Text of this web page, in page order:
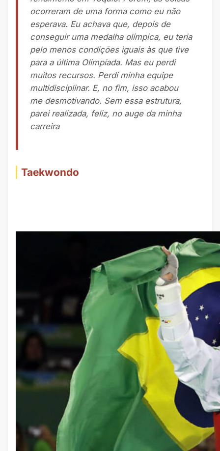
ocorreram de uma forma como eu não
esperava. Eu achava que, depois de
conseguir uma medalha olímpica, eu teria
pelo menos condições iguais às que tive
para a última Olimpíada. Mas eu perdi
muitos recursos. Perdi minha equipe
multidisciplinar. E, no fim, isso acabou
me desmotivando. Sem essa estrutura,
parei realizada, feliz, no auge da minha
carreira
Taekwondo